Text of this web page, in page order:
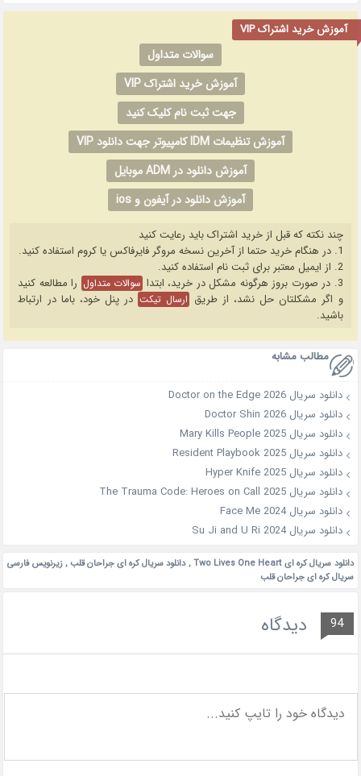
آموزش خرید اشتراک VIP
سوالات متداول
آموزش خرید اشتراک VIP
جهت ثبت نام کلیک کنید
آموزش تنظیمات IDM کامپیوتر جهت دانلود VIP
آموزش دانلود در ADM موبایل
آموزش دانلود در آیفون و ios
چند نکته که قبل از خرید اشتراک باید رعایت کنید
1. در هنگام خرید حتما از آخرین نسخه مروگر فایرفاکس یا کروم استفاده کنید.
2. از ایمیل معتبر برای ثبت نام استفاده کنید.
3. در صورت بروز هرگونه مشکل در خرید، ابتدا
سوالات متداول را مطالعه کنید
و اگر مشکلتان حل نشد، از طریق ارسال تیکت در پنل خود، باما در ارتباط
باشید.
مطالب مشابه
دانلود سریال Doctor on the Edge 2026
دانلود سریال Doctor Shin 2026
دانلود سریال Mary Kills People 2025
دانلود سریال Resident Playbook 2025
دانلود سریال Hyper Knife 2025
دانلود سریال The Trauma Code: Heroes on Call 2025
دانلود سریال Face Me 2024
دانلود سریال Su Ji and U Ri 2024
دانلود سریال کره ای Two Lives One Heart ,دانلود سریال کره ای جراحان قلب,زیرنویس فارسی
سریال کره ای جراحان قلب
94 دیدگاه